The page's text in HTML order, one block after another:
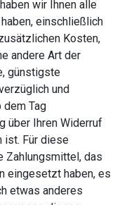
wir Ihnen alle
einschließlich
Kosten,
andere Art der
günstigste
und
dem Tag
über Ihren Widerruf
ist. Für diese
Zahlungsmittel, das
eingesetzt haben, es
etwas anderes